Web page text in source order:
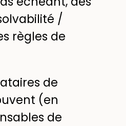
/
règles de
de
(en
de